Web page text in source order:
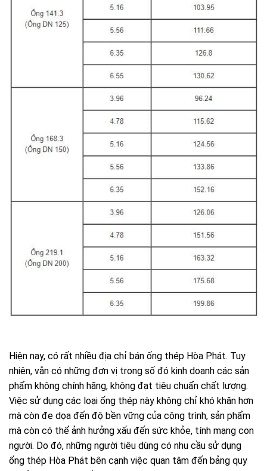
Hiện nay, có rất nhiều địa chỉ bán ống thép Hòa Phát. Tuy
nhiên, vẫn có những đơn vị trong số đó kinh doanh các sản
phẩm không chính hãng, không đạt tiêu chuẩn chất lượng.
Việc sử dụng các loại ống thép này không chỉ khó khăn hơn
mà còn đe dọa đến độ bền vững của công trình, sản phẩm
mà còn có thể ảnh hưởng xấu đến sức khỏe, tính mạng con
người. Do đó, những người tiêu dùng có nhu cầu sử dụng
ống thép Hòa Phát bên cạnh việc quan tâm đến bảng quy